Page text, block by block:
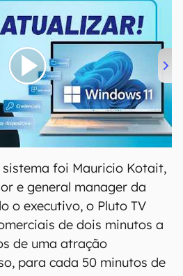
sistema foi Mauricio Kotait,
e general manager da
o executivo, o Pluto TV
de dois minutos a
de uma atração
para cada 50 minutos de